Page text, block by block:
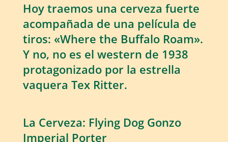
Hoy traemos una cerveza fuerte
acompañada de una película de
tiros: «Where the Buffalo Roam».
Y no, no es el western de 1938
protagonizado por la estrella
vaquera Tex Ritter.
La Cerveza: Flying Dog Gonzo
Imperial Porter